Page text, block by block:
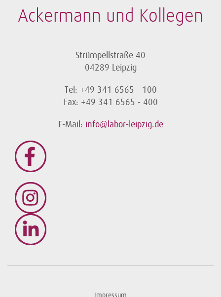
Ackermann und Kollegen
Strümpellstraße 40
04289 Leipzig
Tel: +49 341 6565 - 100
Fax: +49 341 6565 - 400
E-Mail: info@labor-leipzig.de
Impressum